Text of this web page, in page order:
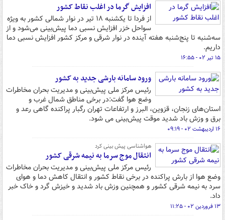
افزایش گرما در اغلب نقاط کشور
از فردا تا یکشنبه ۱۸ تیر در نوار شمالی کشور به ویژه
سواحل خزر افزایش نسبی دما پیش‌بینی می‌شود و از
سه‌شنبه تا پنج‌شنبه هفته آینده در نوار شرقی و مرکز کشور افزایش نسبی دما
داریم.
۱۵ تیر ۰۲ - ۱۶:۵۵
ورود سامانه بارشی جدید به کشور
رئیس مرکز ملی پیش‌بینی و مدیریت بحران مخاطرات
وضع هوا گفت:در برخی مناطق شمال غرب و
استان‌های زنجان، قزوین، البرز و ارتفاعات تهران رگبار پراکنده گاهی رعد و
برق و وزش باد شدید موقت پیش‌بینی می شود.
۱۶ اردیبهشت ۰۲ - ۰۹:۱۹
هواشناسی پیش بینی کرد
انتقال موج سرما به نیمه شرقی کشور
رئیس مرکز ملی پیش‌بینی و مدیریت بحران مخاطرات
وضع هوا از بارش پراکنده در برخی نقاط کشور و انتقال کاهش دما و هوای
سرد به نیمه شرقی کشور و همچنین وزش باد شدید و خیزش گرد و خاک خبر
داد.
۱۳ فروردین ۰۲ - ۱۱:۲۵